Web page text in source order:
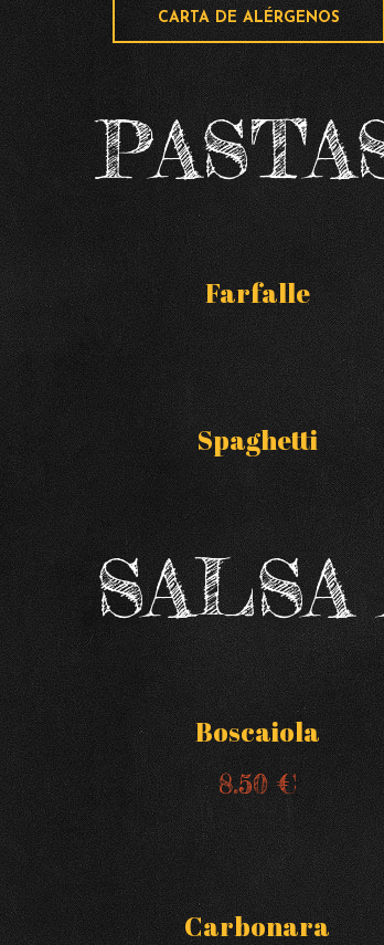
CARTA DE ALÉRGENOS
Farfalle
Spaghetti
Boscaiola
8.50 €
Carbonara